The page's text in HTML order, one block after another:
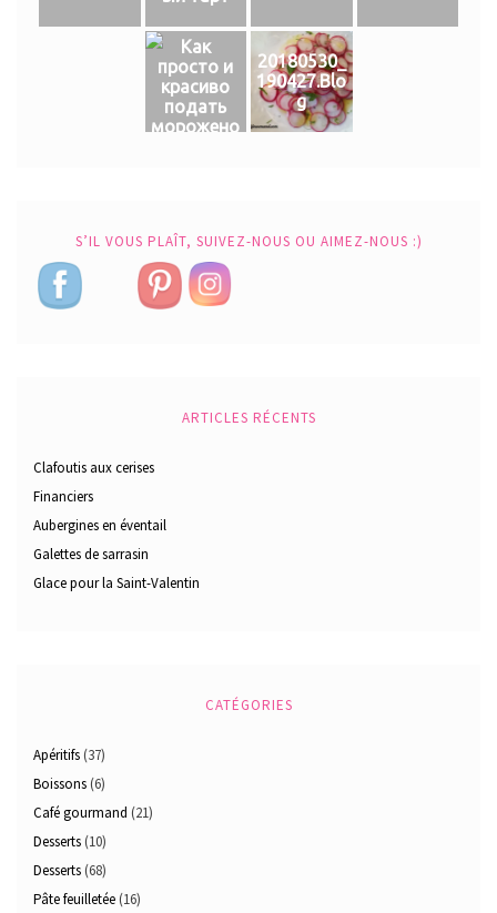
Как
просто и
красиво
подать
морожено
20180530_
190427.Blo
g
S’IL VOUS PLAÎT, SUIVEZ-NOUS OU AIMEZ-NOUS :)
ARTICLES RÉCENTS
Clafoutis aux cerises
Financiers
Aubergines en éventail
Galettes de sarrasin
Glace pour la Saint-Valentin
CATÉGORIES
Apéritifs (37)
Boissons (6)
Café gourmand (21)
Desserts (10)
Desserts (68)
Pâte feuilletée (16)